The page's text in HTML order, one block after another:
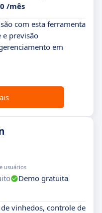
/mês
com esta ferramenta
e previsão
em
usuários
Demo gratuita
vinhedos, controle de